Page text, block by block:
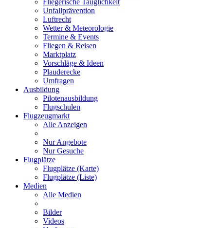
Fliegerische Tauglichkeit
Unfallprävention
Luftrecht
Wetter & Meteorologie
Termine & Events
Fliegen & Reisen
Marktplatz
Vorschläge & Ideen
Plauderecke
Umfragen
Ausbildung
Pilotenausbildung
Flugschulen
Flugzeugmarkt
Alle Anzeigen
Nur Angebote
Nur Gesuche
Flugplätze
Flugplätze (Karte)
Flugplätze (Liste)
Medien
Alle Medien
Bilder
Videos